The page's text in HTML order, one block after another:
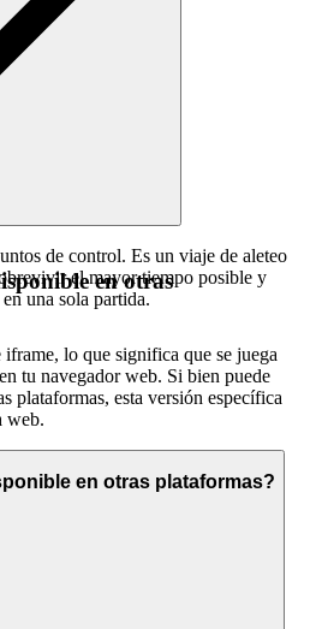
de control. Es un viaje de aleteo
el mayor tiempo posible y
una sola partida.
en otras
lo que significa que se juega
tu navegador web. Si bien puede
plataformas, esta versión específica
web.
en otras plataformas?